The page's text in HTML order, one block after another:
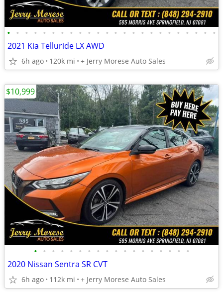
• • • • • • • • • • • • • • • • • • • • • • • •
2021 Kia Telluride LX AWD
6h ago 120k mi + Jerry Morese Auto Sales
• • • • • • • • • • • • • • • • • •
2020 Nissan Sentra SR CVT
6h ago 112k mi + Jerry Morese Auto Sales
$10,999